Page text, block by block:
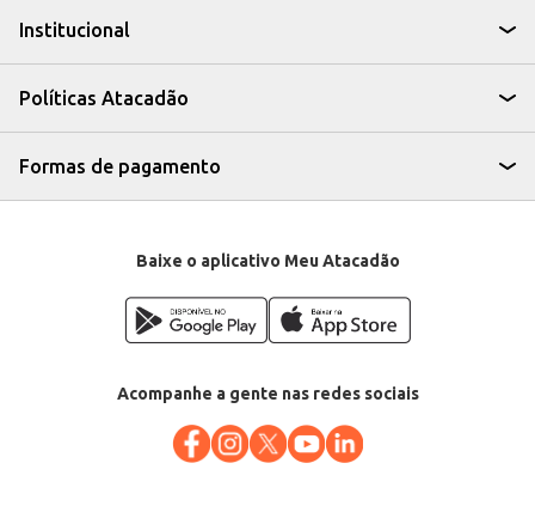
Institucional
Políticas Atacadão
Formas de pagamento
Baixe o aplicativo Meu Atacadão
Acompanhe a gente nas redes sociais